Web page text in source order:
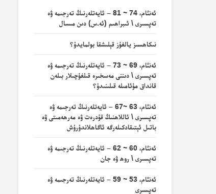
ئەنئام، 74 ~ 81 – ئايەتلەرنىڭ تەرجىمە ۋە
تەپسىرى \ ئىبراھىم (ئە.س) دىن مىسال
نىكاھسىز يالغۇز قېلىشقا بولمايدۇ؟
ئەنئام، 69 ~ 73 – ئايەتلەرنىڭ تەرجىمە ۋە
تەپسىرى \ دىننى مەسخىرە قىلغۇچىلار بىلەن
قانداق مۇئامىلە قىلىنىدۇ؟
ئەنئام، 63 ~67 – ئايەتلەرنىڭ تەرجىمە ۋە
تەپسىرى \ ئاللاھنىڭ قۇدرەت ۋە مەرھەمىتى ۋە
باتىل ئېتىقادكىلەرگە ئاگاھلاندۇرۇش
ئەنئام، 60 ~ 62 – ئايەتلەرنىڭ تەرجىمە ۋە
تەپسىرى \ روھ ۋە جان
ئەنئام، 53 ~ 59 – ئايەتلەرنىڭ تەرجىمە ۋە
تەپسىرى